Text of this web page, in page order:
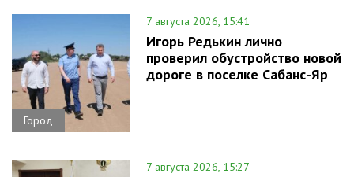
Город
7 августа 2026, 15:41
Игорь Редькин лично
проверил обустройство новой
дороге в поселке Сабанс-Яр
7 августа 2026, 15:27